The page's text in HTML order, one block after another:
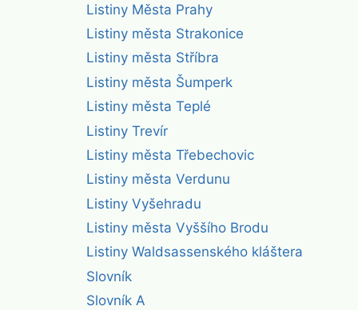
Listiny Města Prahy
Listiny města Strakonice
Listiny města Stříbra
Listiny města Šumperk
Listiny města Teplé
Listiny Trevír
Listiny města Třebechovic
Listiny města Verdunu
Listiny Vyšehradu
Listiny města Vyššího Brodu
Listiny Waldsassenského kláštera
Slovník
Slovník A